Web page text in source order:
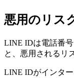
悪用のリス
LINE IDは電話番
と、悪用されるリ
LINE IDがインタ